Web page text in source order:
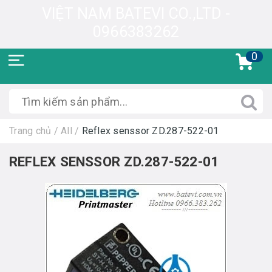
0
Trang chủ / All / Reflex senssor ZD.287-522-01
REFLEX SENSSOR ZD.287-522-01